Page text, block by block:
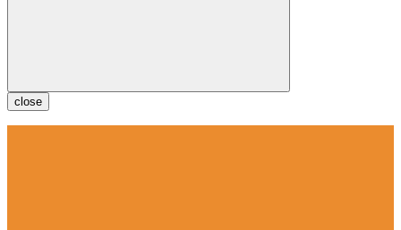
close